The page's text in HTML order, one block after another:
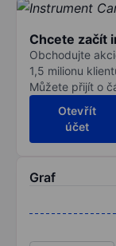
Chcete začít
Obchodujte
1,5 milionu
Můžete přijít o
Otevřít
účet
Graf
Line chart